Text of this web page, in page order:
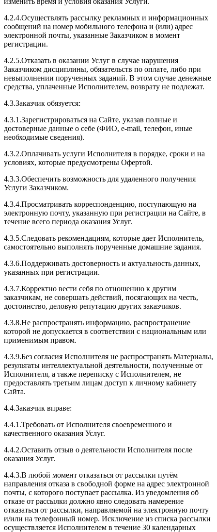
4.2.4.Осуществлять рассылку рекламных и информационных
сообщений на номер мобильного телефона и (или) адрес
электронной почты, указанные Заказчиком в момент
регистрации.
4.2.5.Отказать в оказании Услуг в случае нарушения
Заказчиком дисциплины, обязательств по оплате, либо при
невыполнении порученных заданий. В этом случае денежные
средства, уплаченные Исполнителем, возврату не подлежат.
4.3.Заказчик обязуется:
4.3.1.Зарегистрироваться на Сайте, указав полные и
достоверные данные о себе (ФИО, e-mail, телефон, иные
необходимые сведения).
4.3.2.Оплачивать услуги Исполнителя в порядке, сроки и на
условиях, которые предусмотрены Офертой.
4.3.3.Обеспечить возможность для удаленного получения
Услуги Заказчиком.
4.3.4.Просматривать корреспонденцию, поступающую на
электронную почту, указанную при регистрации на Сайте, в
течение всего периода оказания Услуг.
4.3.5.Следовать рекомендациям, которые дает Исполнитель,
самостоятельно выполнять порученные домашние задания.
4.3.6.Поддерживать достоверность и актуальность данных,
указанных при регистрации.
4.3.7.Корректно вести себя по отношению к другим
заказчикам, не совершать действий, посягающих на честь,
достоинство, деловую репутацию других заказчиков.
4.3.8.Не распространять информацию, распространение
которой не допускается в соответствии с национальным или
применимым правом.
4.3.9.Без согласия Исполнителя не распространять Материалы,
результаты интеллектуальной деятельности, полученные от
Исполнителя, а также переписку с Исполнителем, не
предоставлять третьим лицам доступ к личному кабинету
Сайта.
4.4.Заказчик вправе:
4.4.1.Требовать от Исполнителя своевременного и
качественного оказания Услуг.
4.4.2.Оставить отзыв о деятельности Исполнителя после
оказания Услуг.
4.4.3.В любой момент отказаться от рассылки путём
направления отказа в свободной форме на адрес электронной
почты, с которого поступает рассылка. Из уведомления об
отказе от рассылки должно явно следовать намерение
отказаться от рассылки, направляемой на электронную почту
и/или на телефонный номер. Исключение из списка рассылки
осуществляется Исполнителем в течение 30 календарных